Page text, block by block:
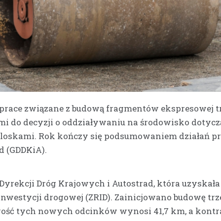
związane z budową fragmentów ekspresowej
do decyzji o oddziaływaniu na środowisko
Rok kończy się podsumowaniem działań
Dróg Krajowych i Autostrad, która uzyskała
drogowej (ZRID). Zainicjowano budowę
tych nowych odcinków wynosi 41,7 km, a